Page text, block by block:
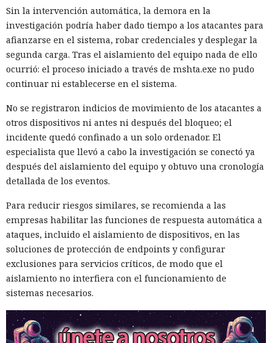
Sin la intervención automática, la demora en la
investigación podría haber dado tiempo a los atacantes para
afianzarse en el sistema, robar credenciales y desplegar la
segunda carga. Tras el aislamiento del equipo nada de ello
ocurrió: el proceso iniciado a través de mshta.exe no pudo
continuar ni establecerse en el sistema.
No se registraron indicios de movimiento de los atacantes a
otros dispositivos ni antes ni después del bloqueo; el
incidente quedó confinado a un solo ordenador. El
especialista que llevó a cabo la investigación se conectó ya
después del aislamiento del equipo y obtuvo una cronología
detallada de los eventos.
Para reducir riesgos similares, se recomienda a las
empresas habilitar las funciones de respuesta automática a
ataques, incluido el aislamiento de dispositivos, en las
soluciones de protección de endpoints y configurar
exclusiones para servicios críticos, de modo que el
aislamiento no interfiera con el funcionamiento de
sistemas necesarios.